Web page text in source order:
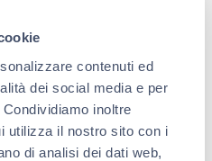
contenuti ed
dei social media e per
inoltre
utilizza il nostro sito con i
di analisi dei dati web,